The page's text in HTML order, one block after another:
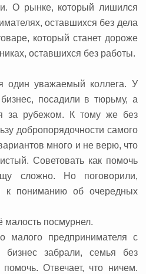
О рынке, который лишился
оставшихся без дела
который станет дороже
оставшихся без работы.
один уважаемый коллега. У
бизнес, посадили в тюрьму, а
за рубежом. К тому же без
добропорядочности самого
много и не верю, что
Советовать как помочь
сложно. Но поговорили,
к пониманию об очередных
малость посмурнел.
малого предпринимателя с
забрали, семья без
Отвечает, что ничем.